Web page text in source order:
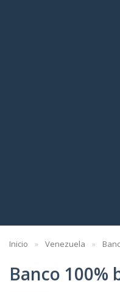
Inicio Venezuela
Banco 100%